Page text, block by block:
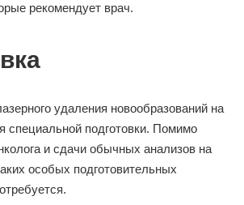
рекомендует врач.
удаления новообразований на
специальной подготовки. Помимо
и сдачи обычных анализов на
особых подготовительных